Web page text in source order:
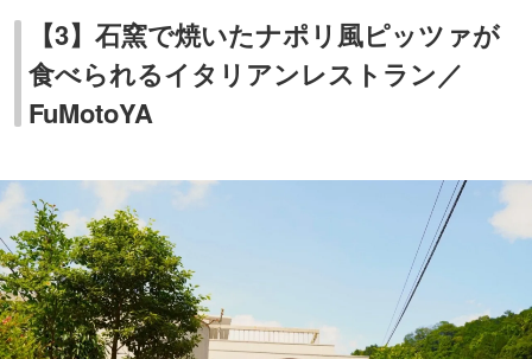
【3】石窯で焼いたナポリ風ピッツァが
食べられるイタリアンレストラン／
FuMotoYA